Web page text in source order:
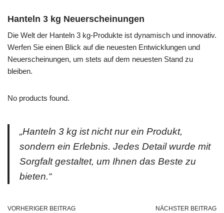
Hanteln 3 kg Neuerscheinungen
Die Welt der Hanteln 3 kg-Produkte ist dynamisch und innovativ.
Werfen Sie einen Blick auf die neuesten Entwicklungen und
Neuerscheinungen, um stets auf dem neuesten Stand zu
bleiben.
No products found.
„Hanteln 3 kg ist nicht nur ein Produkt,
sondern ein Erlebnis. Jedes Detail wurde mit
Sorgfalt gestaltet, um Ihnen das Beste zu
bieten.“
VORHERIGER BEITRAG NÄCHSTER BEITRAG